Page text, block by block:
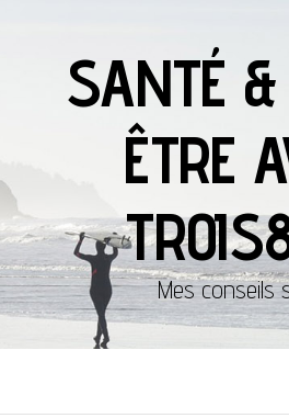
SANTÉ
ÊTRE
Mes conseils